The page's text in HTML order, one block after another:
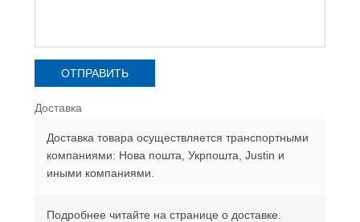
Доставка
Доставка товара осуществляется транспортными
компаниями: Нова пошта, Укрпошта, Justin и
иными компаниями.
Подробнее читайте на странице о доставке.